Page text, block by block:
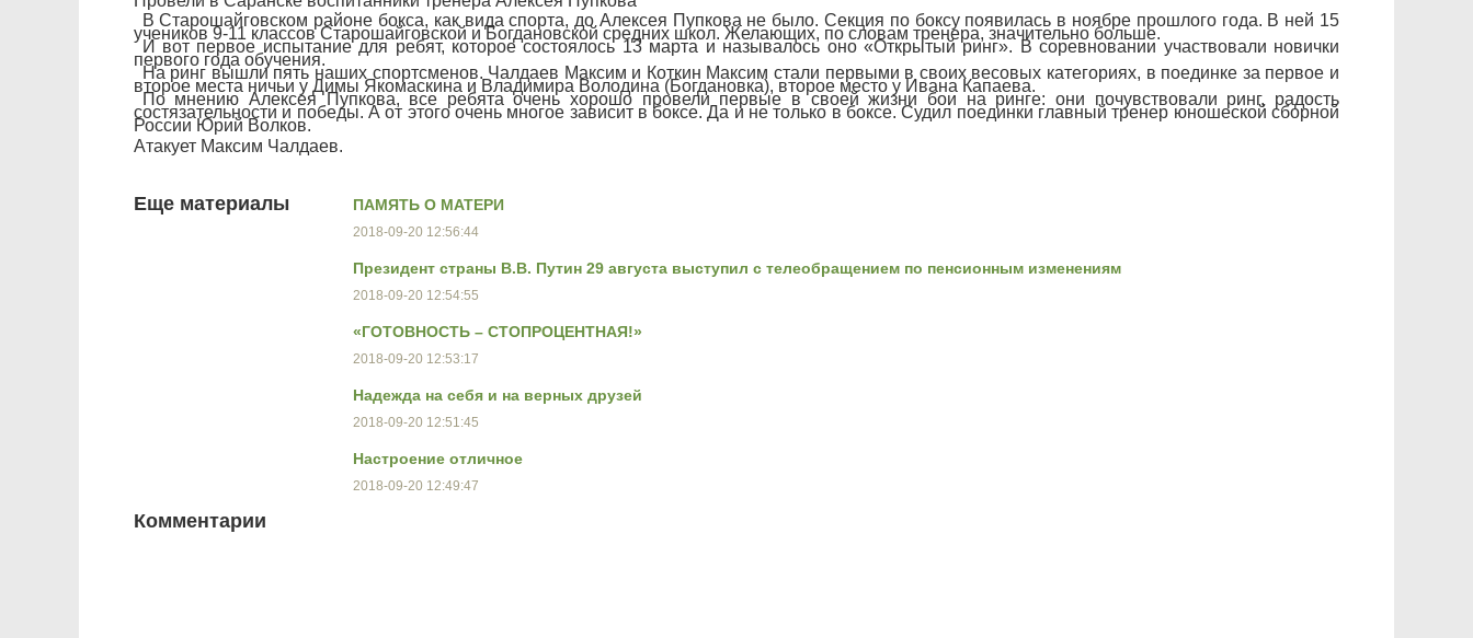
В Старошайговском районе бокса, как вида спорта, до Алексея Пупкова не было. Секция по боксу появилась в ноябре прошлого года. В ней 15
учеников 9-11 классов Старошайговской и Богдановской средних школ. Желающих, по словам тренера, значительно больше.
И вот первое испытание для ребят, которое состоялось 13 марта и называлось оно «Открытый ринг». В соревновании участвовали новички
первого года обучения.
На ринг вышли пять наших спортсменов. Чалдаев Максим и Коткин Максим стали первыми в своих весовых категориях, в поединке за первое и
второе места ничьи у Димы Якомаскина и Владимира Володина (Богдановка), второе место у Ивана Капаева.
По мнению Алексея Пупкова, все ребята очень хорошо провели первые в своей жизни бои на ринге: они почувствовали ринг, радость
состязательности и победы. А от этого очень многое зависит в боксе. Да и не только в боксе. Судил поединки главный тренер юношеской сборной
России Юрий Волков.
Атакует Максим Чалдаев.
Еще материалы ПАМЯТЬ О МАТЕРИ
2018-09-20 12:56:44
Президент страны В.В. Путин 29 августа выступил с телеобращением по пенсионным изменениям
2018-09-20 12:54:55
«ГОТОВНОСТЬ – СТОПРОЦЕНТНАЯ!»
2018-09-20 12:53:17
Надежда на себя и на верных друзей
2018-09-20 12:51:45
Настроение отличное
2018-09-20 12:49:47
Комментарии